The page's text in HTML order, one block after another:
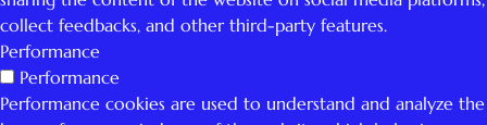
collect feedbacks, and other third-party features.
Performance
Performance
Performance cookies are used to understand and analyze the